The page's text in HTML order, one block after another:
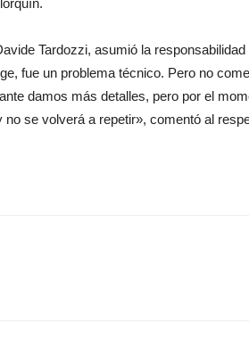
Tardozzi, asumió la
fue un problema técnico. Pero no
damos más detalles, pero por el
se volverá a repetir», comentó al